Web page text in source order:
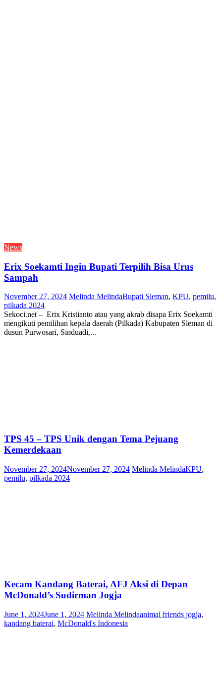
News
Erix Soekamti Ingin Bupati Terpilih Bisa Urus
Sampah
November 27, 2024 Melinda MelindaBupati Sleman, KPU, pemilu,
pilkada 2024
Sekoci.net – Erix Kristianto atau yang akrab disapa Erix Soekamti
mengikuti pemilihan kepala daerah (Pilkada) Kabupaten Sleman di
dusun Purwosari, Sinduadi,...
TPS 45 – TPS Unik dengan Tema Pejuang
Kemerdekaan
November 27, 2024November 27, 2024 Melinda MelindaKPU,
pemilu, pilkada 2024
Kecam Kandang Baterai, AFJ Aksi di Depan
McDonald’s Sudirman Jogja
June 1, 2024June 1, 2024 Melinda Melindaanimal friends jogja,
kandang baterai, McDonald's Indonesia